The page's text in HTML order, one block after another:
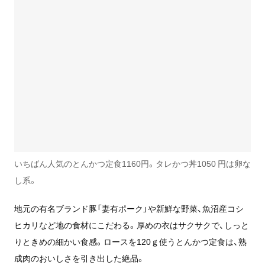
いちばん人気のとんかつ定食1160円。タレかつ丼1050 円は卵な
し系。
地元の有名ブランド豚「妻有ポーク」や新鮮な野菜、魚沼産コシ
ヒカリなど地の食材にこだわる。厚めの衣はサクサクで、しっと
りときめの細かい食感。ロースを120ｇ使うとんかつ定食は、熟
成肉のおいしさを引き出した絶品。